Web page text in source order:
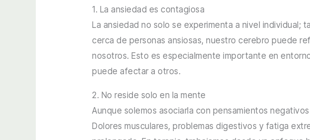
1. La ansiedad es contagiosa
La ansiedad no solo se experimenta a nivel individual;
cerca de personas ansiosas, nuestro cerebro puede
nosotros. Esto es especialmente importante en
puede afectar a otros.
2. No reside solo en la mente
Aunque solemos asociarla con pensamientos
Dolores musculares, problemas digestivos y fatiga